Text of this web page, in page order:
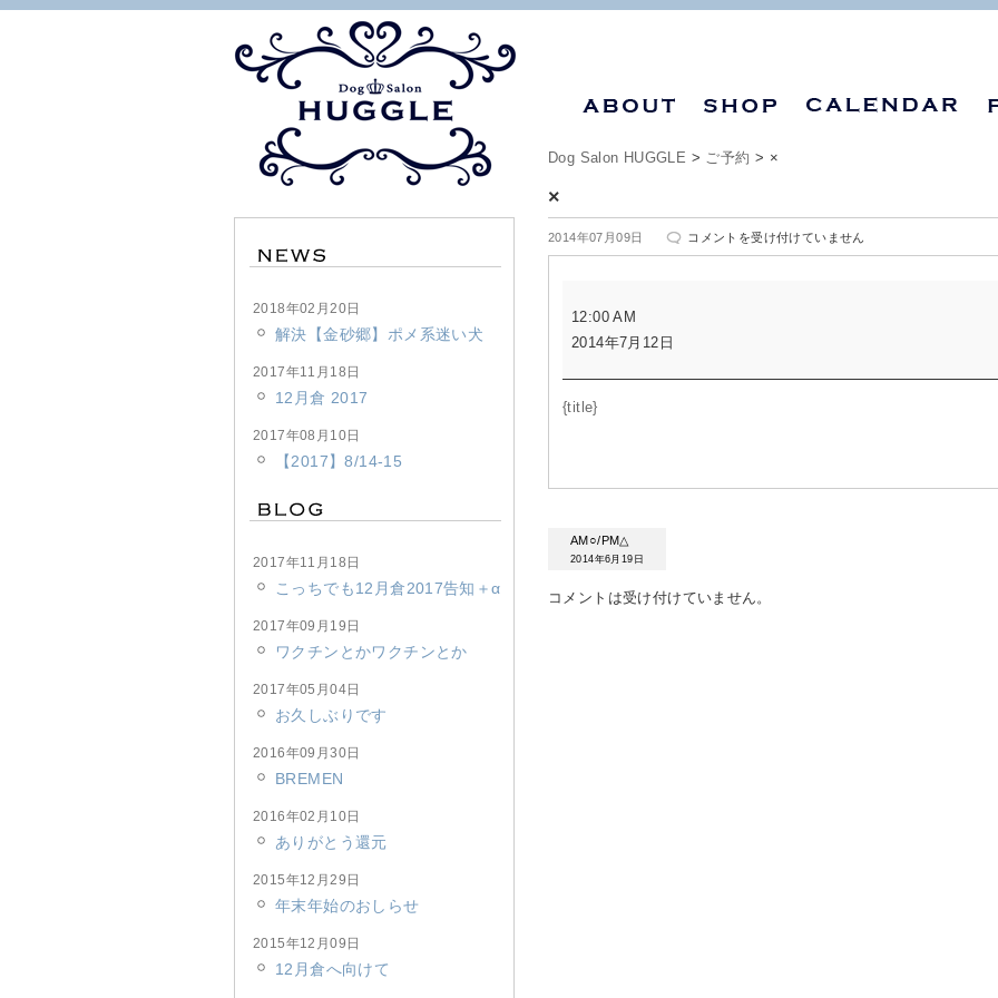
Dog Salon HUGGLE > ご予約 > ×
×
2014年07月09日
×
は
コメントを受け付けていません
12:00 AM
2014年7月12日
{title}
AM○/PM△
2014年6月19日
コメントは受け付けていません。
2018年02月20日
解決【金砂郷】ポメ系迷い犬
2017年11月18日
12月倉 2017
2017年08月10日
【2017】8/14-15
2017年11月18日
こっちでも12月倉2017告知＋α
2017年09月19日
ワクチンとかワクチンとか
2017年05月04日
お久しぶりです
2016年09月30日
BREMEN
2016年02月10日
ありがとう還元
2015年12月29日
年末年始のおしらせ
2015年12月09日
12月倉へ向けて